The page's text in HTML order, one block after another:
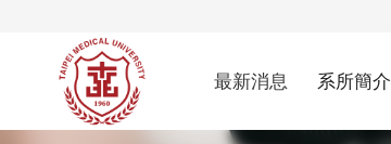
最新消息 系所簡介